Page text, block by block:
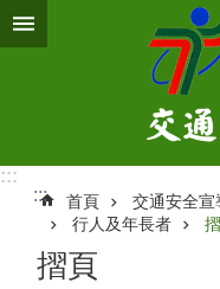
跳到主要內容區塊
:::
:::
首頁 交通安全宣
行人及年長者
摺頁